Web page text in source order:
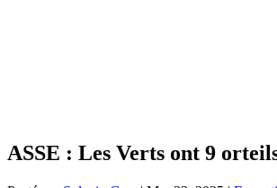
ASSE : Les Verts ont 9